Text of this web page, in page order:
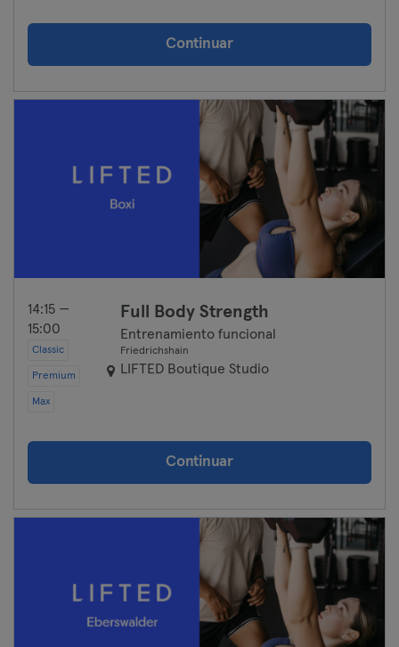
Continuar
14:15 —
15:00
Classic
Premium
Max
Full Body Strength
Entrenamiento funcional
Friedrichshain
LIFTED Boutique Studio
Continuar